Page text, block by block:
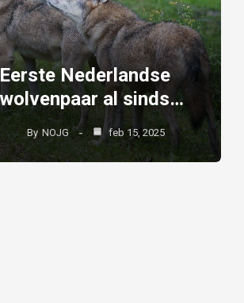
Eerste Nederlandse
wolvenpaar al sinds…
By NOJG feb 15, 2025